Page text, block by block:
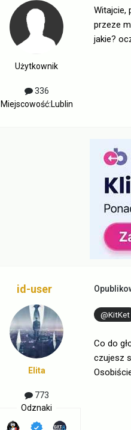
Użytkownik
336
Miejscowość:Lublin
Witajcie,
przeze
jakie?
id-user
Elita
773
Odznaki
@KitKet
Co do
czujesz